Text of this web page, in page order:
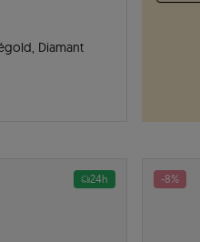
Diamant
24h -8%